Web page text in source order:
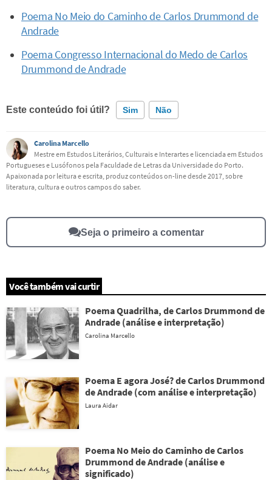
Poema No Meio do Caminho de Carlos Drummond de
Andrade
Poema Congresso Internacional do Medo de Carlos
Drummond de Andrade
Este conteúdo foi útil? Sim Não
Este conteúdo contém informação incorreta
Este conteúdo não tem a informação que procuro
Carolina Marcello
Mestre em Estudos Literários, Culturais e Interartes e licenciada em Estudos
Portugueses e Lusófonos pela Faculdade de Letras da Universidade do Porto.
Apaixonada por leitura e escrita, produz conteúdos on-line desde 2017, sobre
literatura, cultura e outros campos do saber.
Seja o primeiro a comentar
Você também vai curtir
Poema Quadrilha, de Carlos Drummond de
Andrade (análise e interpretação)
Carolina Marcello
Poema E agora José? de Carlos Drummond
de Andrade (com análise e interpretação)
Laura Aidar
Poema No Meio do Caminho de Carlos
Drummond de Andrade (análise e
significado)